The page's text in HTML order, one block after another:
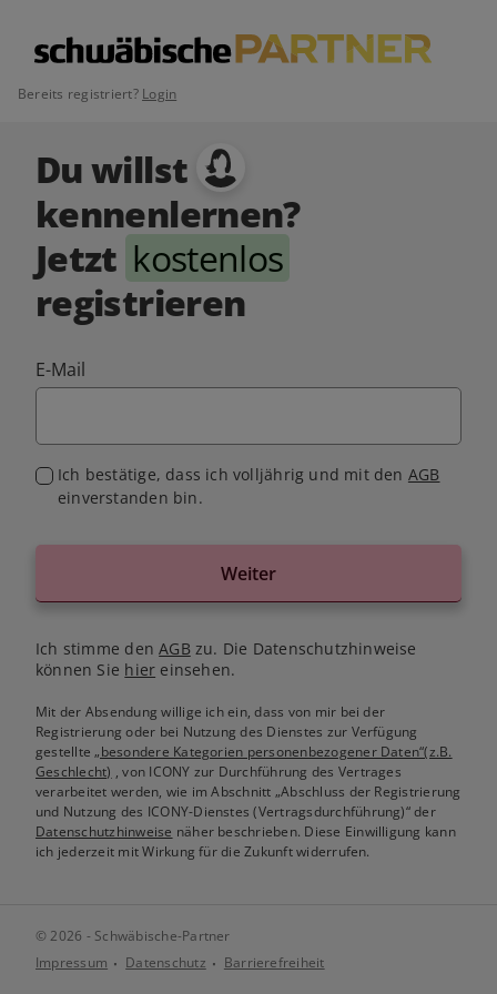
Bereits registriert? Login
Du willst
kennenlernen?
Jetzt kostenlos
registrieren
E-Mail
Ich bestätige, dass ich volljährig und mit den AGB
einverstanden bin.
Weiter
Ich stimme denAGB zu. Die Datenschutzhinweise
können Sie hier einsehen.
Mit der Absendung willige ich ein, dass von mir bei der
Registrierung oder bei Nutzung des Dienstes zur Verfügung
gestellte„besondere Kategorien personenbezogener Daten“(z.B.
Geschlecht) , von ICONY zur Durchführung des Vertrages
verarbeitet werden, wie im Abschnitt „Abschluss der Registrierung
und Nutzung des ICONY-Dienstes (Vertragsdurchführung)“ der
Datenschutzhinweise näher beschrieben. Diese Einwilligung kann
ich jederzeit mit Wirkung für die Zukunft widerrufen.
© 2026 - Schwäbische-Partner
Impressum
Datenschutz Barrierefreiheit